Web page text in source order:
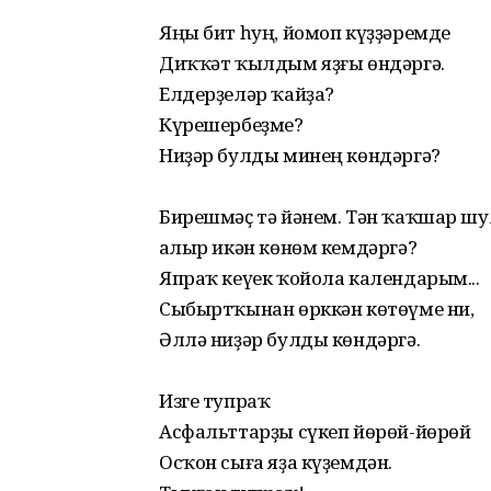
Яңы бит һуң, йомоп күҙҙәремде
Диҡҡәт ҡылдым яҙғы өндәргә.
Елдерҙеләр ҡайҙа?
Күрешербеҙме?
Ниҙәр булды минең көндәргә?
Бирешмәҫ тә йәнем. Тән ҡаҡшар
Ҡалыр икән көнөм кемдәргә?
Япраҡ кеүек ҡойола календарым...
Сыбыртҡынан өрккән көтөүме ни,
Әллә ниҙәр булды көндәргә.
Изге тупраҡ
Асфальттарҙы сүкеп йөрөй-йөрөй
Осҡон сыға яҙа күҙемдән.